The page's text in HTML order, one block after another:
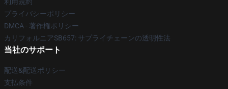
プライバシーポリシー
DMCA - 著作権ポリシー
カリフォルニアSB657: サプライチェーンの透明性法
当社のサポート
配送&配送ポリシー
支払条件